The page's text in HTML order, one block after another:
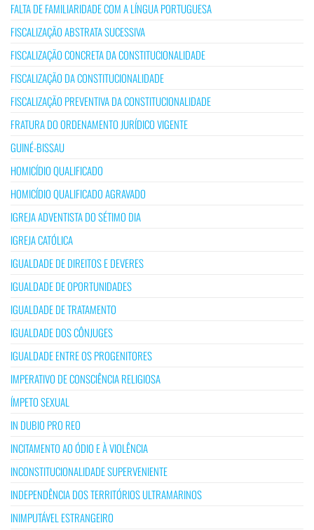
FALTA DE FAMILIARIDADE COM A LÍNGUA PORTUGUESA
FISCALIZAÇÃO ABSTRATA SUCESSIVA
FISCALIZAÇÃO CONCRETA DA CONSTITUCIONALIDADE
FISCALIZAÇÃO DA CONSTITUCIONALIDADE
FISCALIZAÇÃO PREVENTIVA DA CONSTITUCIONALIDADE
FRATURA DO ORDENAMENTO JURÍDICO VIGENTE
GUINÉ-BISSAU
HOMICÍDIO QUALIFICADO
HOMICÍDIO QUALIFICADO AGRAVADO
IGREJA ADVENTISTA DO SÉTIMO DIA
IGREJA CATÓLICA
IGUALDADE DE DIREITOS E DEVERES
IGUALDADE DE OPORTUNIDADES
IGUALDADE DE TRATAMENTO
IGUALDADE DOS CÔNJUGES
IGUALDADE ENTRE OS PROGENITORES
IMPERATIVO DE CONSCIÊNCIA RELIGIOSA
ÍMPETO SEXUAL
IN DUBIO PRO REO
INCITAMENTO AO ÓDIO E À VIOLÊNCIA
INCONSTITUCIONALIDADE SUPERVENIENTE
INDEPENDÊNCIA DOS TERRITÓRIOS ULTRAMARINOS
INIMPUTÁVEL ESTRANGEIRO